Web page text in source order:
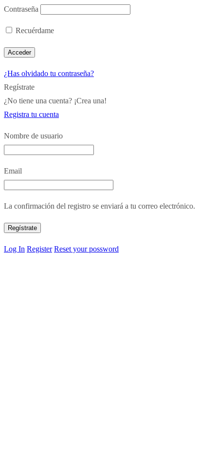
Contraseña
Recuérdame
¿Has olvidado tu contraseña?
Regístrate
¿No tiene una cuenta? ¡Crea una!
Registra tu cuenta
Nombre de usuario
Email
La confirmación del registro se enviará a tu correo electrónico.
Log In Register Reset your possword